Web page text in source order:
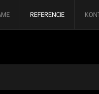
REFERENCIE